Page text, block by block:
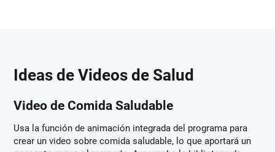
Ideas de Videos de Salud
Video de Comida Saludable
Usa la función de animación integrada del programa para
crear un video sobre comida saludable, lo que aportará un